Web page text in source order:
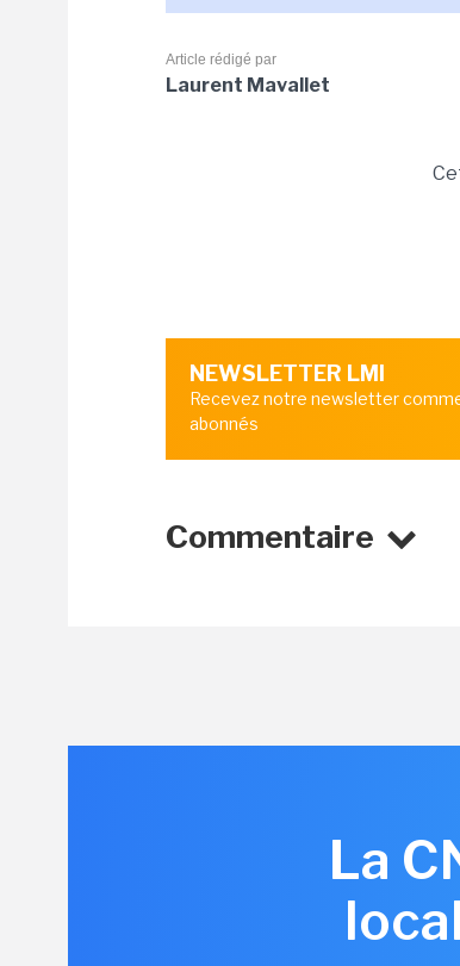
Article rédigé par
Laurent Mavallet
NEWSLETTER LMI
Recevez notre newsletter
abonnés
Commentaire
La